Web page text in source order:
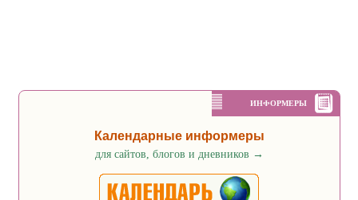
ИНФОРМЕРЫ
Календарные информеры
для сайтов, блогов и дневников →